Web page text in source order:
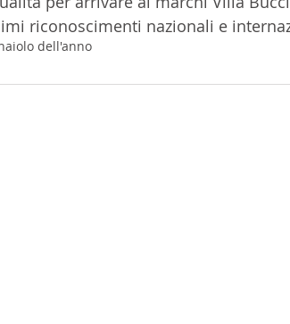
riconoscimenti nazionali e
dell'anno